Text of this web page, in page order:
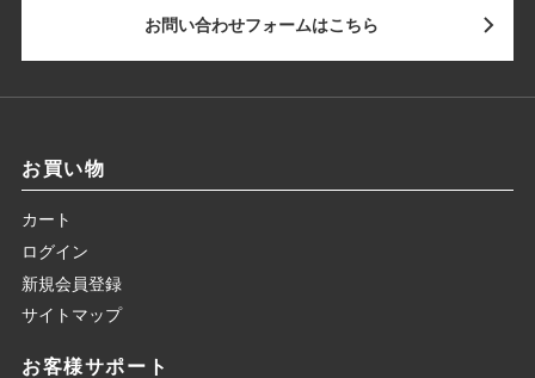
お問い合わせフォームはこちら
お買い物
カート
ログイン
新規会員登録
サイトマップ
お客様サポート